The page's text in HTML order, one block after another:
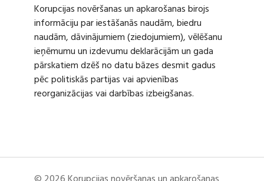
Korupcijas novēršanas un apkarošanas birojs
informāciju par iestāšanās naudām, biedru
naudām, dāvinājumiem (ziedojumiem), vēlēšanu
ieņēmumu un izdevumu deklarācijām un gada
pārskatiem dzēš no datu bāzes desmit gadus
pēc politiskās partijas vai apvienības
reorganizācijas vai darbības izbeigšanas.